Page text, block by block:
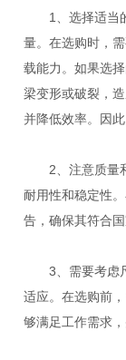
1、选择适当的
量。在选购时，
载能力。如果选
梁变形或破裂，
并降低效率。因
2、注意质量和
耐用性和稳定性
告，确保其符合
3、需要考虑尺
适应。在选购前
够满足工作需求